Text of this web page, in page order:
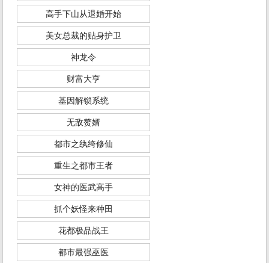
高手下山从退婚开始
美女总裁的贴身护卫
神龙令
财富大亨
基因解锁系统
无敌赘婿
都市之纨绔修仙
重生之都市王者
女神的医武高手
抓个妖怪来种田
花都极品战王
都市最强巫医